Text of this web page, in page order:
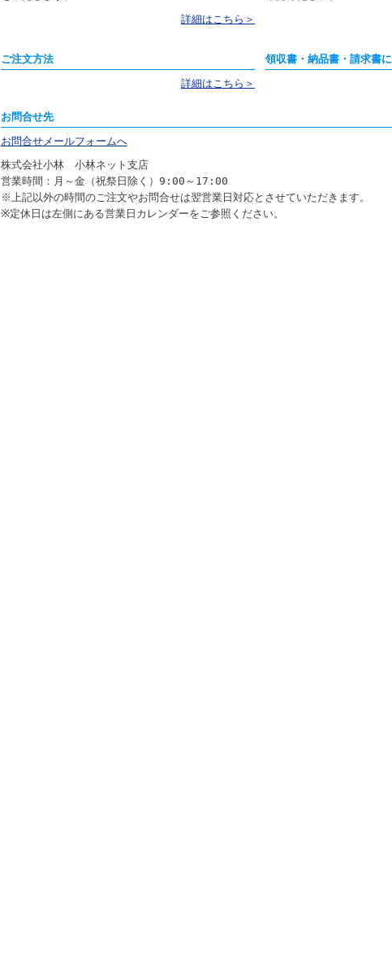
詳細はこちら＞
ご注文方法
詳細はこちら＞
領収書・納品書・請求書
お問合せ先
お問合せメールフォームへ
株式会社小林 小林ネット支店
営業時間：月～金（祝祭日除く）9:00～17:00
※上記以外の時間のご注文やお問合せは翌営業日対応とさせていただきます。
※定休日は左側にある営業日カレンダーをご参照ください。